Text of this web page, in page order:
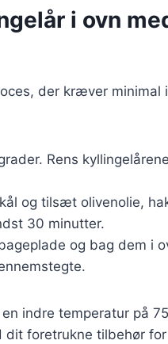
i ovn
der kræver minimal
Rens
og tilsæt olivenolie,
30 minutter.
og bag dem i
indre temperatur på
dit foretrukne tilbehør